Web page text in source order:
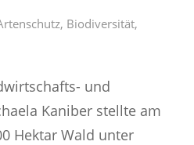
, Biodiversität,
und
Kaniber stellte am
Hektar Wald unter